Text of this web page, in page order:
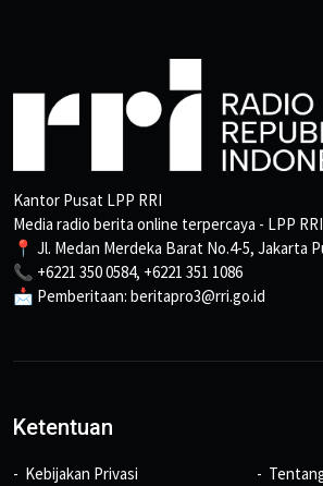
Kantor Pusat LPP RRI
Media radio berita online terpercaya - LPP RRI
📍 Jl. Medan Merdeka Barat No.4-5, Jakarta
📞 +6221 350 0584, +6221 351 1086
📩 Pemberitaan: beritapro3@rri.go.id
Ketentuan
Kebijakan Privasi